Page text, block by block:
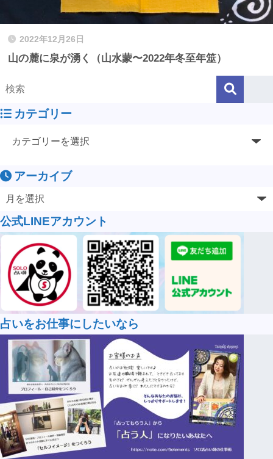
2022年12月26日
山の麓に泉が湧く（山水蒙〜2022年冬至年筮）
カテゴリー
アーカイブ
公式LINEアカウント
占いをお仕事にしたいなら